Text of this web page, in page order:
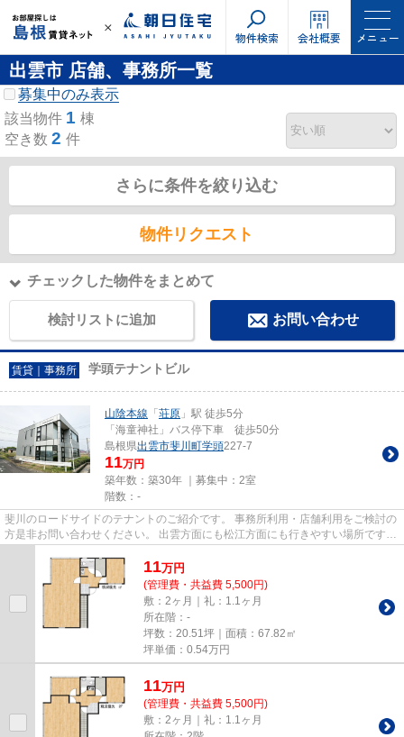
物件検索 会社概要 メニュー
出雲市 店舗、事務所一覧
募集中のみ表示
該当物件 1 棟
空き数 2 件
さらに条件を絞り込む
物件リクエスト
チェックした物件をまとめて
検討リストに追加 お問い合わせ
賃貸｜事務所 学頭テナントビル
山陰本線 「 荘原 」駅 徒歩5分
「海童神社」バス停下車 徒歩50分
島根県出雲市斐川町学頭227-7
11万円
築年数：築30年 ｜募集中： 2室
階数：-
斐川のロードサイドのテナントのご紹介です。 事務所利用・店舗利用をご検討の
方是非お問い合わせください。 出雲方面にも松江方面にも行きやすい場所です
11万円
(管理費・共益費 5,500円)
敷：2ヶ月｜礼：1.1ヶ月
所在階：-
坪数：20.51坪｜面積：67.82㎡
坪単価： 0.54万円
11万円
(管理費・共益費 5,500円)
敷：2ヶ月｜礼：1.1ヶ月